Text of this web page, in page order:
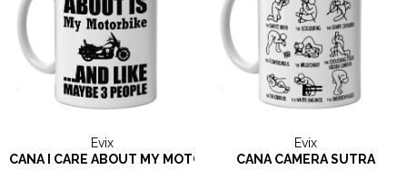
Evix
CANA I CARE ABOUT MY MOTORBIKE
Evix
CANA CAMERA SUTRA